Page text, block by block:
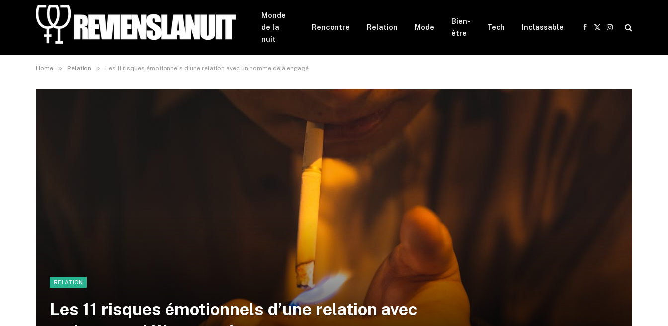
Monde
de la
nuit
Rencontre Relation Mode
Bien-
être
Tech Inclassable
Facebook
X
Instagram
Home » Relation » Les 11 risques émotionnels d’une relation avec un homme déjà engagé
RELATION
Les 11 risques émotionnels d’une relation avec